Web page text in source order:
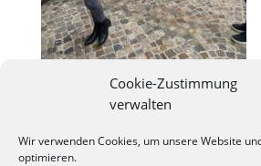
Cookie-Zustimmung
verwalten
Wir verwenden Cookies, um unsere Website
optimieren.
wordpress